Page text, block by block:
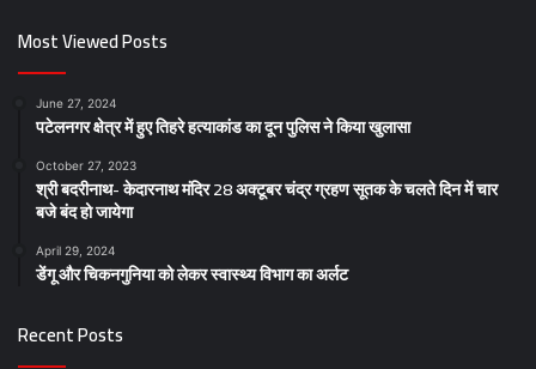
Most Viewed Posts
June 27, 2024
पटेलनगर क्षेत्र में हुए तिहरे हत्याकांड का दून पुलिस ने किया खुलासा
October 27, 2023
श्री बदरीनाथ- केदारनाथ मंदिर 28 अक्टूबर चंद्र ग्रहण सूतक के चलते दिन में चार
बजे बंद हो जायेगा
April 29, 2024
डेंगू और चिकनगुनिया को लेकर स्वास्थ्य विभाग का अर्लट
Recent Posts